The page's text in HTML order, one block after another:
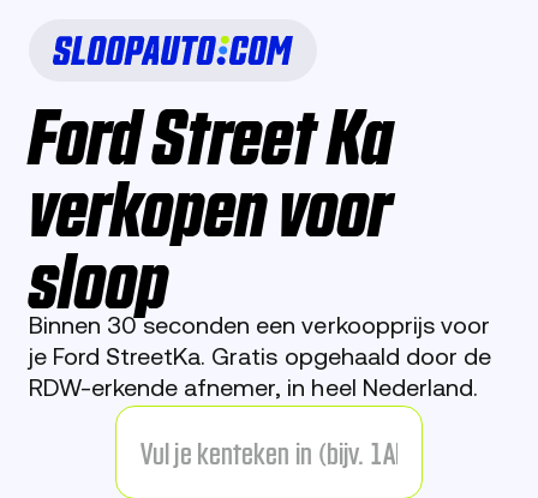
Ford Street Ka
verkopen voor
sloop
Binnen 30 seconden een verkoopprijs voor
je Ford StreetKa. Gratis opgehaald door de
RDW-erkende afnemer, in heel Nederland.